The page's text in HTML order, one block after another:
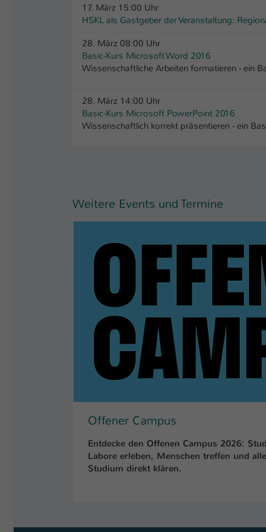
17. März 15:00 Uhr
HSKL als Gastgeber der Veranstaltung:
28. März 08:00 Uhr
Basic-Kurs Microsoft Word 2016
Wissenschaftliche Arbeiten formatieren - ein
28. März 14:00 Uhr
Basic-Kurs Microsoft PowerPoint 2016
Wissenschaftlich korrekt präsentieren - ein
Weitere Events und Termine
Offener Campus
Entdecke den Offenen Campus 2026:
Labore erleben, Menschen treffen und
Studium direkt klären.